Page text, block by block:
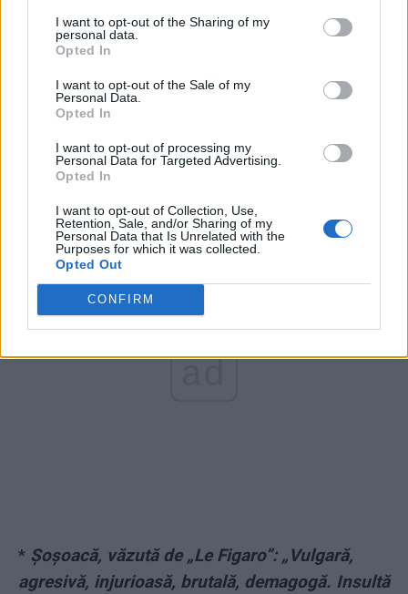
I want to opt-out of the Sharing of my
personal data.
Opted In
I want to opt-out of the Sale of my
Personal Data.
Opted In
I want to opt-out of processing my
Personal Data for Targeted Advertising.
Opted In
I want to opt-out of Collection, Use,
Retention, Sale, and/or Sharing of my
Personal Data that Is Unrelated with the
Purposes for which it was collected.
Opted Out
CONFIRM
4 luni! Creșterea e de 10.717 în ultimele 10 luni
S-a făcut Polul de Dreapta! USR, PMP și Forța
Dreptei vor participa împreună la alegeri.
Românii au alternativă la blocul toxic PSD-PNL
ad
* Șoșoacă, văzută de „Le Figaro”: „Vulgară,
agresivă, injurioasă, brutală, demagogă. Insultă